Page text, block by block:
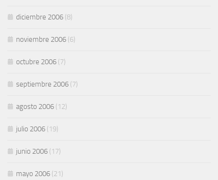
diciembre 2006 (8)
noviembre 2006 (6)
octubre 2006 (7)
septiembre 2006 (7)
agosto 2006 (12)
julio 2006 (19)
junio 2006 (17)
mayo 2006 (21)